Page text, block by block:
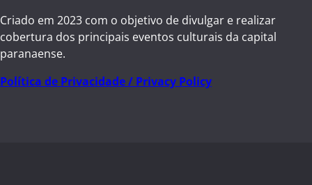
Criado em 2023 com o objetivo de divulgar e realizar
cobertura dos principais eventos culturais da capital
paranaense.
Política de Privacidade / Privacy Policy